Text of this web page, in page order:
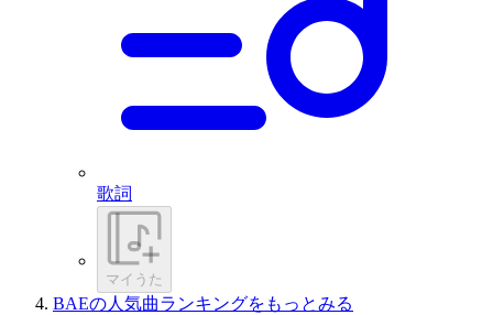
歌詞
マイうた
BAEの人気曲ランキングをもっとみる